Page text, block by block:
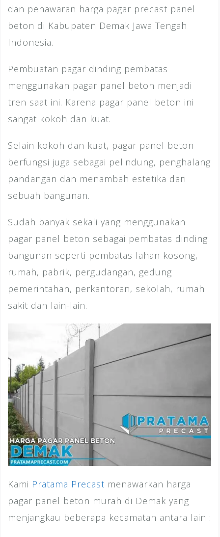
dan penawaran harga pagar precast panel
beton di Kabupaten Demak Jawa Tengah
Indonesia.
Pembuatan pagar dinding pembatas
menggunakan pagar panel beton menjadi
tren saat ini. Karena pagar panel beton ini
sangat kokoh dan kuat.
Selain kokoh dan kuat, pagar panel beton
berfungsi juga sebagai pelindung, penghalang
pandangan dan menambah estetika dari
sebuah bangunan.
Sudah banyak sekali yang menggunakan
pagar panel beton sebagai pembatas dinding
bangunan seperti pembatas lahan kosong,
rumah, pabrik, pergudangan, gedung
pemerintahan, perkantoran, sekolah, rumah
sakit dan lain-lain.
Kami Pratama Precast menawarkan harga
pagar panel beton murah di Demak yang
menjangkau beberapa kecamatan antara lain :